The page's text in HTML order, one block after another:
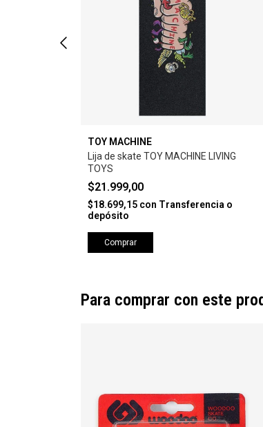
TOY MACHINE
Lija de skate TOY MACHINE LIVING
TOYS
$21.999,00
$18.699,15 con Transferencia o
depósito
Comprar
Para comprar con este